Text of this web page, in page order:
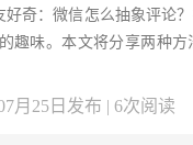
好奇：微信怎么抽象评论
趣味。本文将分享两种
月25日发布 | 6次阅读